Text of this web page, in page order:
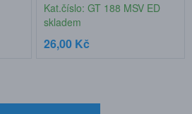
Kat.číslo: GT 188 MSV ED
skladem
26,00 Kč